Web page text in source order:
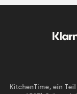
KitchenTime, ein